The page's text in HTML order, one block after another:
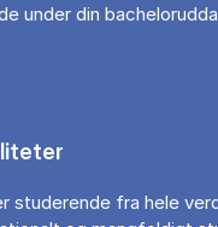
under din
studerende fra hele